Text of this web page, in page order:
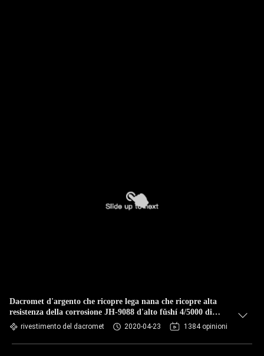
Dacromet d'argento che ricopre lega nana che ricopre alta
resistenza della corrosione JH-9088 d'alto fǔshí 4/5000 di
Fáng anticorrosivo
rivestimento del dacromet 2020-04-23 1384 opinioni